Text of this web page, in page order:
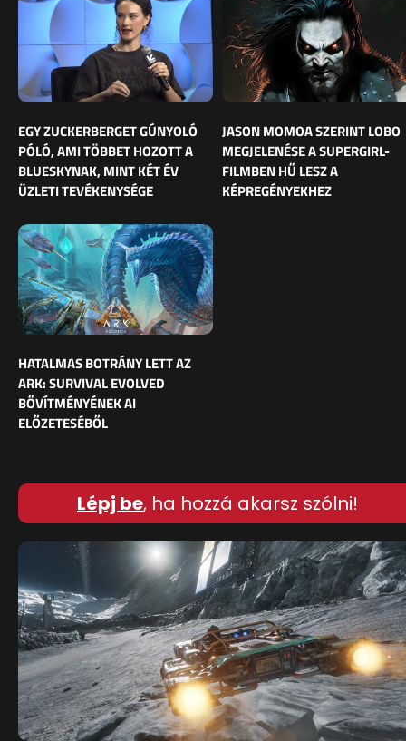
EGY ZUCKERBERGET GÚNYOLÓ
PÓLÓ, AMI TÖBBET HOZOTT A
BLUESKYNAK, MINT KÉT ÉV
ÜZLETI TEVÉKENYSÉGE
JASON MOMOA SZERINT LOBO
MEGJELENÉSE A SUPERGIRL-
FILMBEN HŰ LESZ A
KÉPREGÉNYEKHEZ
HATALMAS BOTRÁNY LETT AZ
ARK: SURVIVAL EVOLVED
BŐVÍTMÉNYÉNEK AI
ELŐZETESÉBŐL
Lépj be, ha hozzá akarsz szólni!